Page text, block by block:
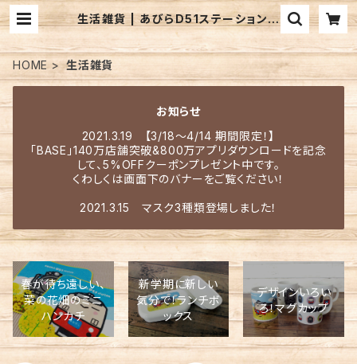
生活雑貨 | あびらD51ステーション
BASE店
HOME 生活雑貨
お知らせ
2021.3.19 【3/18～4/14 期間限定！】
「BASE」140万店舗突破&800万アプリダウンロードを記念
して、5%OFFクーポンプレゼント中です。
くわしくは画面下のバナーをご覧ください！
2021.3.15 マスク3種類登場しました！
春が待ち遠しい、
菜の花畑のミニ
ハンカチ
新学期に新しい
気分で！ランチボ
ックス
デザインいろい
ろ！マグカップ